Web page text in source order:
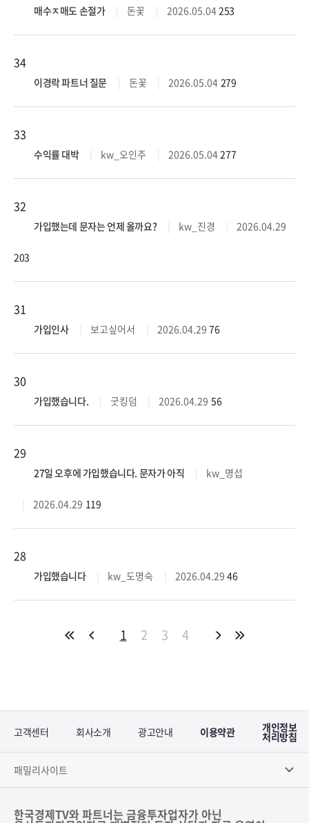
매수ㅈ매도 손절가 돈꽃 2026.05.04253
34
이경락 파트너 질문 돈꽃 2026.05.04 279
33
수익률 대박 kw_오인주 2026.05.04277
32
가입했는데 문자는 언제 올까요? kw_진경 2026.04.29
203
31
가입인사 보고싶어서 2026.04.29 76
30
가입했습니다. 굿킹덤 2026.04.29 56
29
27일 오후에 가입했습니다. 문자가 아직 kw_명섭
2026.04.29 119
28
가입했습니다 kw_도명숙 2026.04.29 46
1 2 3 4
고객센터 회사소개 광고안내 이용약관 개인정보
처리방침
패밀리사이트
한국경제TV와 파트너는 금융투자업자가 아닌